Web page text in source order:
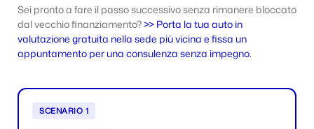
Sei pronto a fare il passo successivo senza rimanere bloccato
dal vecchio finanziamento?>> Porta la tua auto in
valutazione gratuita nella sede più vicina e fissa un
appuntamento per una consulenza senza impegno.
SCENARIO 1